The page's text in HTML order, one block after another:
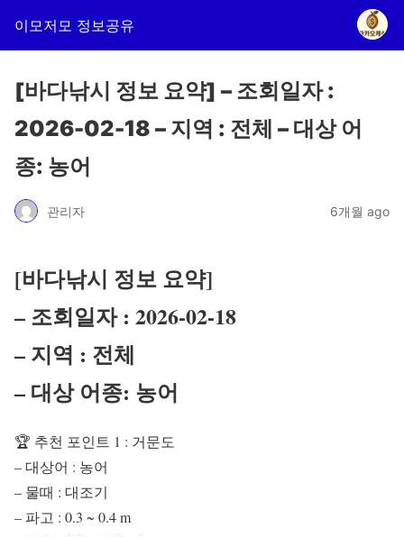
이모저모 정보공유
[바다낚시 정보 요약] – 조회일자 :
2026-02-18 – 지역 : 전체 – 대상 어
종: 농어
관리자 6개월 ago
[바다낚시 정보 요약]
– 조회일자 : 2026-02-18
– 지역 : 전체
– 대상 어종: 농어
🏆 추천 포인트 1 : 거문도
– 대상어 : 농어
– 물때 : 대조기
– 파고 : 0.3 ~ 0.4 m